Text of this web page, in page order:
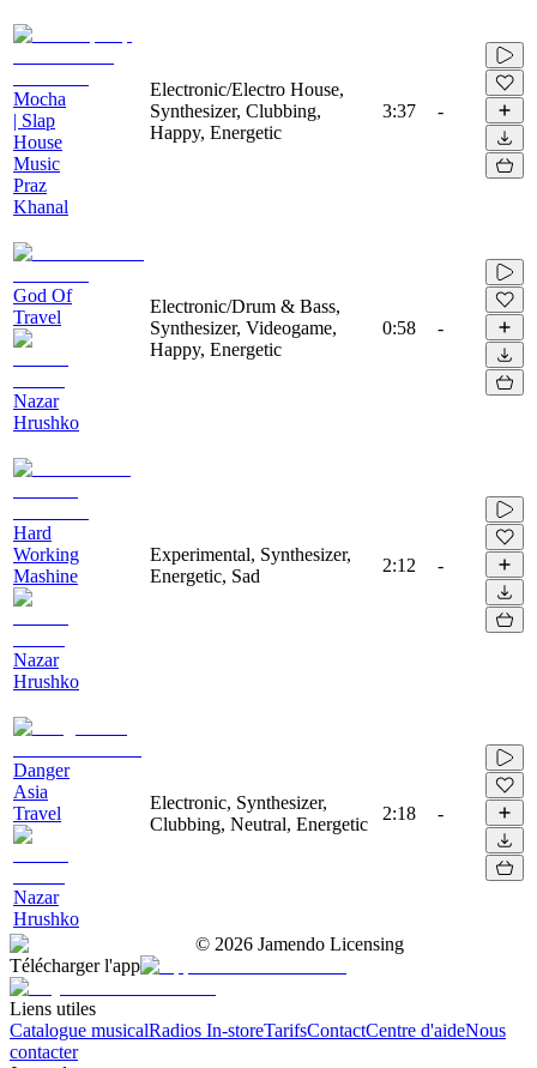
Mocha
| Slap
House
Music
Praz
Khanal
Electronic/Electro House,
Synthesizer, Clubbing,
Happy, Energetic
3:37 -
God Of
Travel
Nazar
Hrushko
Electronic/Drum & Bass,
Synthesizer, Videogame,
Happy, Energetic
0:58 -
Hard
Working
Mashine
Nazar
Hrushko
Experimental, Synthesizer,
Energetic, Sad
2:12 -
Danger
Asia
Travel
Nazar
Hrushko
Electronic, Synthesizer,
Clubbing, Neutral, Energetic
2:18 -
© 2026 Jamendo Licensing
Télécharger l'app
Liens utiles
Catalogue musicalRadios In-storeTarifsContactCentre d'aideNous
contacter